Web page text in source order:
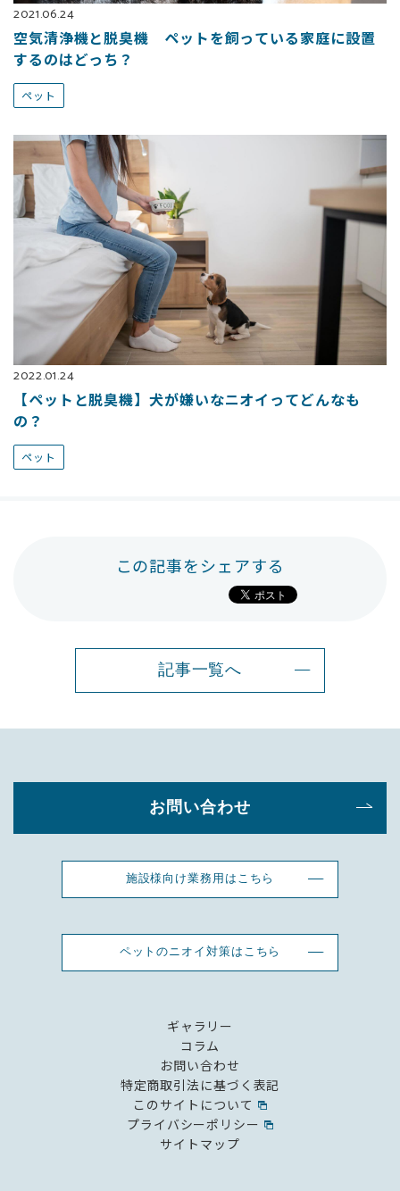
2021.06.24
空気清浄機と脱臭機 ペットを飼っている家庭に設置
するのはどっち？
ペット
2022.01.24
【ペットと脱臭機】犬が嫌いなニオイってどんなも
の？
ペット
この記事をシェアする
記事一覧へ
お問い合わせ
施設様向け業務用はこちら
ペットのニオイ対策はこちら
ギャラリー
コラム
お問い合わせ
特定商取引法に基づく表記
このサイトについて
プライバシーポリシー
サイトマップ